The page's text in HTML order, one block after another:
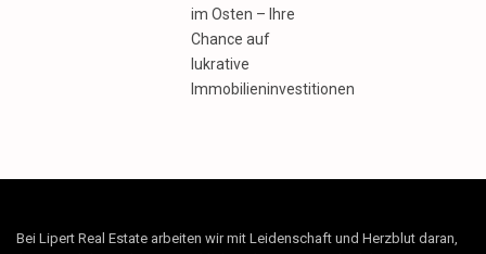
im Osten – Ihre
Chance auf
lukrative
Immobilieninvestitionen
Bei Lipert Real Estate arbeiten wir mit Leidenschaft und Herzblut daran,